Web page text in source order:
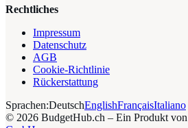
Rechtliches
Impressum
Datenschutz
AGB
Cookie-Richtlinie
Rückerstattung
Sprachen:DeutschEnglishFrançaisItaliano
© 2026 BudgetHub.ch – Ein Produkt von